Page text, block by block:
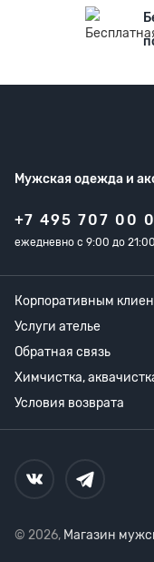
Мужская одежда и
+7 495 707 00
ежедневно с 9:00 до 21:00
Корпоративным
Услуги ателье
Обратная связь
Химчистка,
Условия возврата
© 2026, Магазин